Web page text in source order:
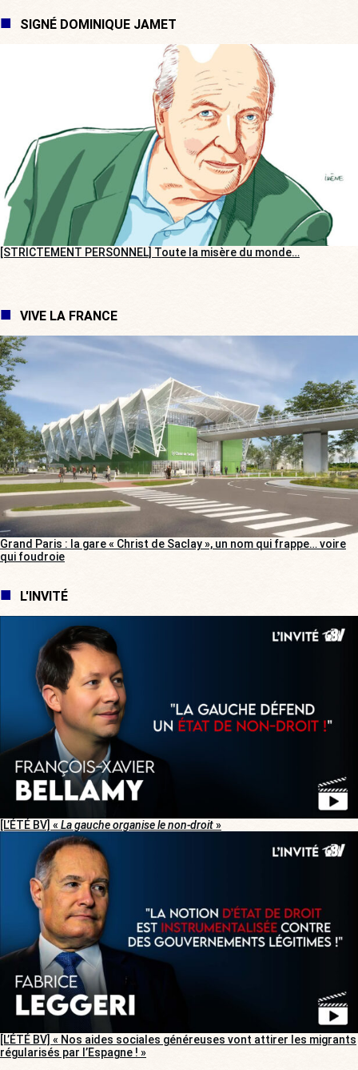
SIGNÉ DOMINIQUE JAMET
[STRICTEMENT PERSONNEL] Toute la misère du monde…
VIVE LA FRANCE
Grand Paris : la gare « Christ de Saclay », un nom qui frappe… voire
qui foudroie
L'INVITÉ
[L’ÉTÉ BV] « La gauche organise le non-droit»
[L’ÉTÉ BV] « Nos aides sociales généreuses vont attirer les migrants
régularisés par l’Espagne ! »